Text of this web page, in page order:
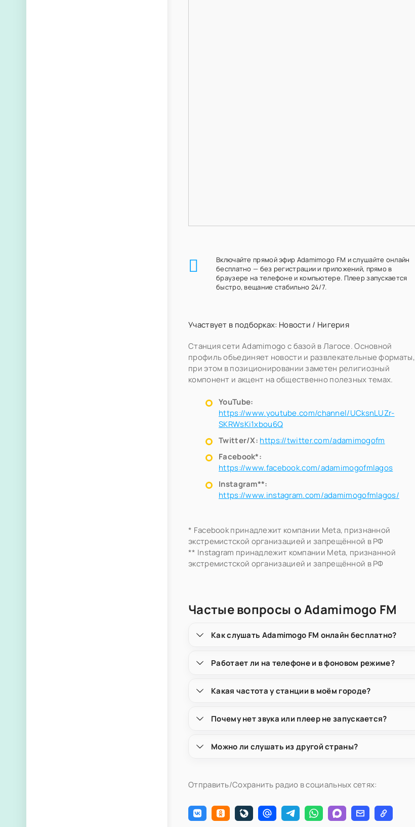
Включайте прямой эфир Adamimogo FM и слушайте онлайн
бесплатно — без регистрации и приложений, прямо в
браузере на телефоне и компьютере. Плеер запускается
быстро, вещание стабильно 24/7.
Участвует в подборках: Новости / Нигерия
Станция сети Adamimogo с базой в Лагосе. Основной
профиль объединяет новости и развлекательные форматы,
при этом в позиционировании заметен религиозный
компонент и акцент на общественно полезных темах.
YouTube:
https://www.youtube.com/channel/UCksnLUZr-
SKRWsKi1xbou6Q
Twitter/X: https://twitter.com/adamimogofm
Facebook*:
https://www.facebook.com/adamimogofmlagos
Instagram**:
https://www.instagram.com/adamimogofmlagos/
* Facebook принадлежит компании Meta, признанной
экстремистской организацией и запрещённой в РФ
** Instagram принадлежит компании Meta, признанной
экстремистской организацией и запрещённой в РФ
Частые вопросы о Adamimogo FM
Как слушать Adamimogo FM онлайн бесплатно?
Работает ли на телефоне и в фоновом режиме?
Какая частота у станции в моём городе?
Почему нет звука или плеер не запускается?
Можно ли слушать из другой страны?
Отправить/Сохранить радио в социальных сетях: